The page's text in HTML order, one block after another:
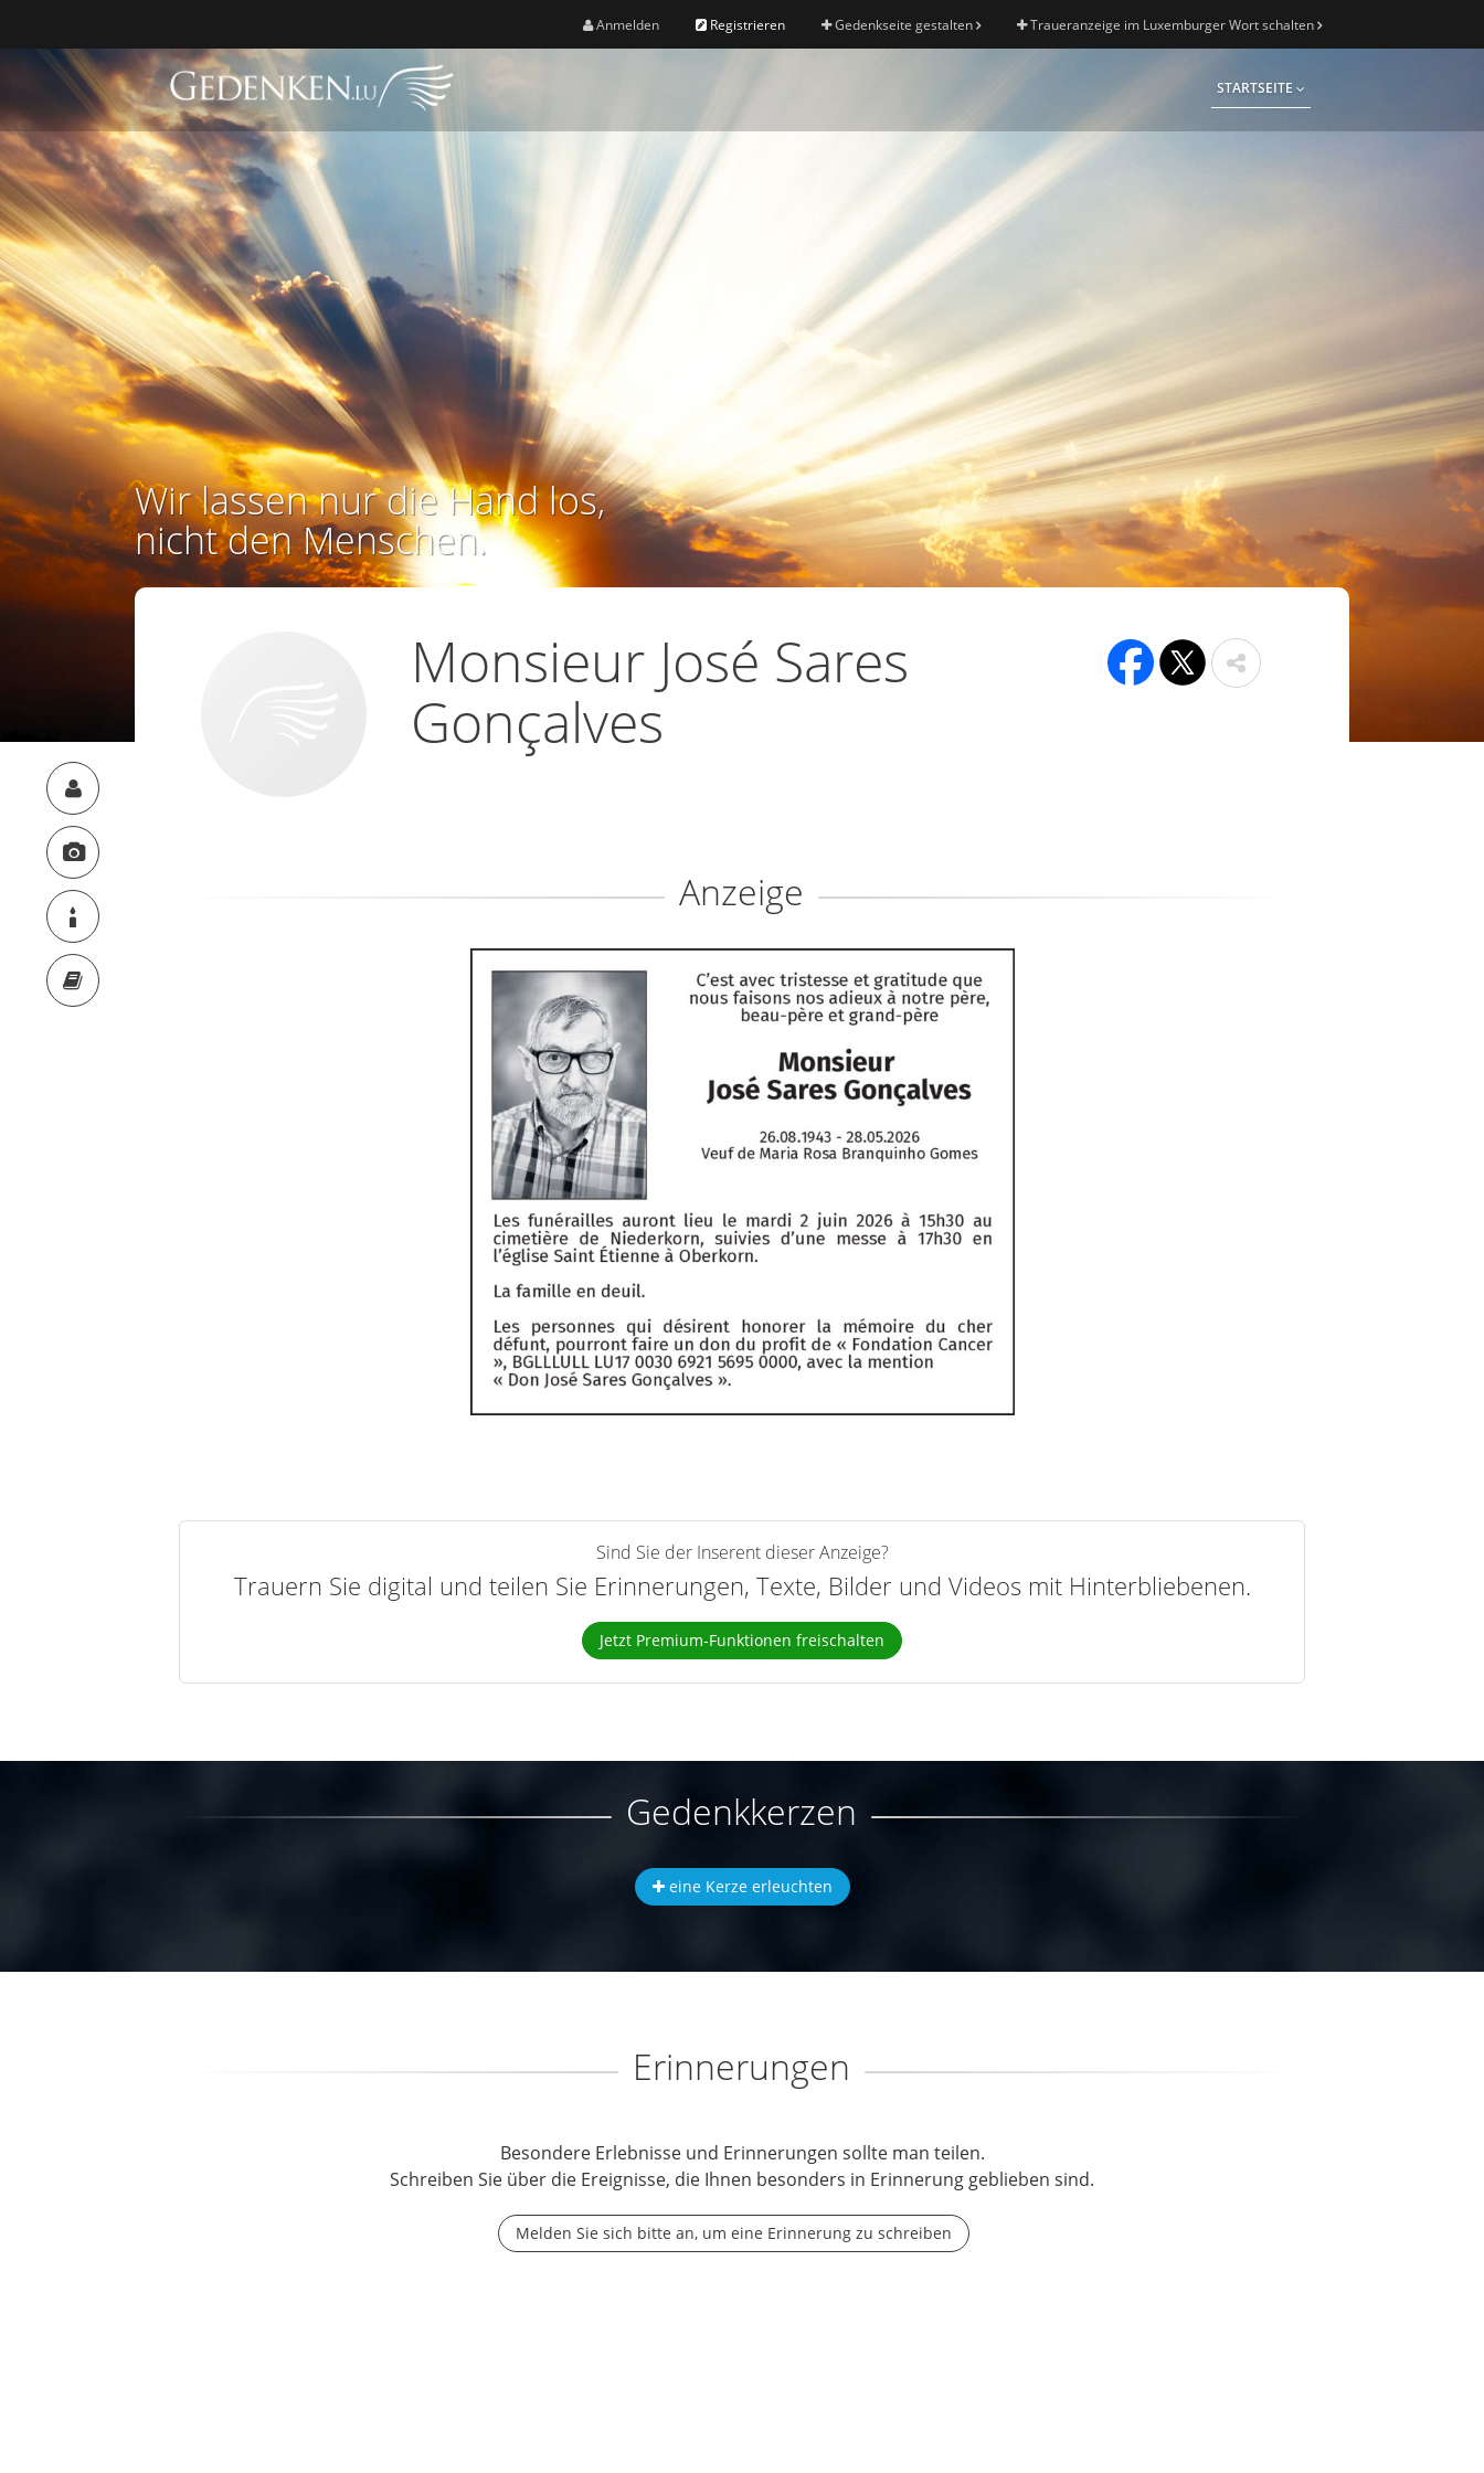
Anmelden Registrieren Gedenkseite gestalten Traueranzeige im Luxemburger Wort schalten
STARTSEITE
Wir lassen nur die Hand los,
nicht den Menschen.
Monsieur José Sares
Gonçalves
Anzeige
Sind Sie der Inserent dieser Anzeige?
Trauern Sie digital und teilen Sie Erinnerungen, Texte, Bilder und Videos mit Hinterbliebenen.
Jetzt Premium-Funktionen freischalten
Gedenkkerzen
eine Kerze erleuchten
Erinnerungen
Besondere Erlebnisse und Erinnerungen sollte man teilen.
Schreiben Sie über die Ereignisse, die Ihnen besonders in Erinnerung geblieben sind.
Melden Sie sich bitte an, um eine Erinnerung zu schreiben